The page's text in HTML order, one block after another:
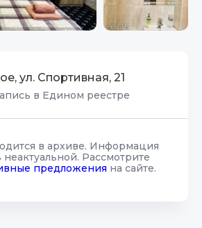
ул. Спортивная, 21
в Едином реестре
в архиве. Информация
Рассмотрите
предложения на сайте.